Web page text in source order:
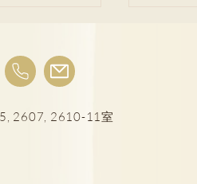
2607, 2610-11室